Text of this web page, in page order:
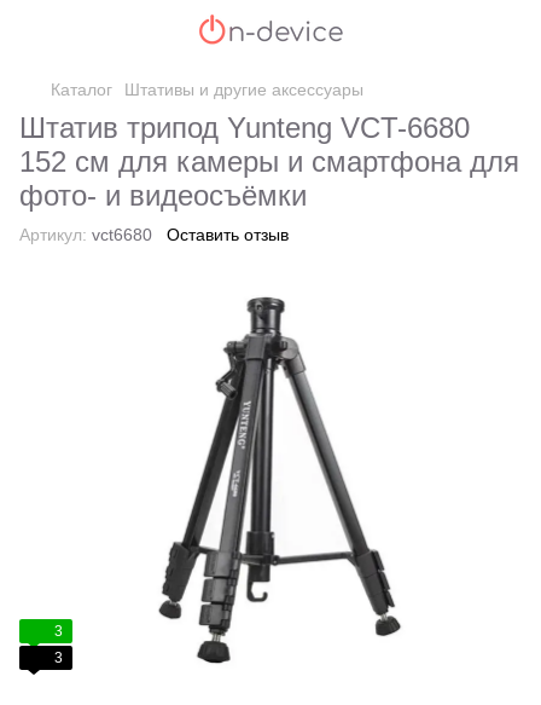
Каталог Штативы и другие аксессуары
Штатив трипод Yunteng VCT-6680
152 см для камеры и смартфона для
фото- и видеосъёмки
Артикул: vct6680 Оставить отзыв
3
3